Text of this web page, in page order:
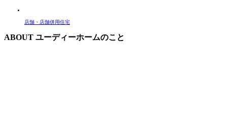
店舗・店舗併用住宅
ABOUT ユーディーホームのこと